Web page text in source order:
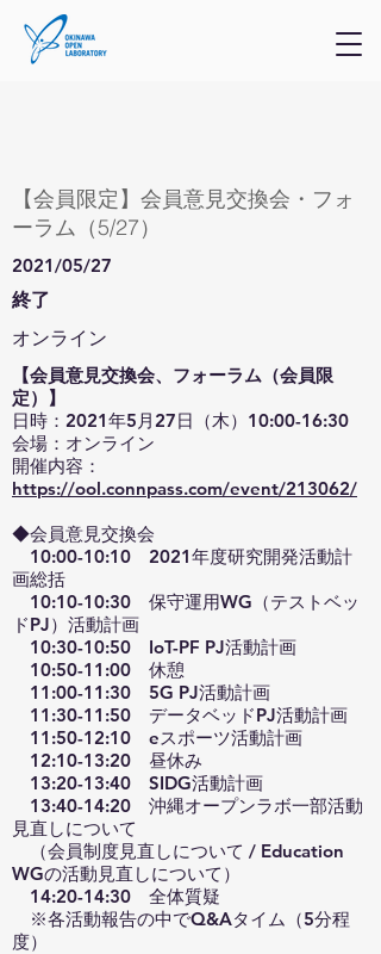
【会員限定】会員意見交換会・フォ
ーラム（5/27）
2021/05/27
終了
オンライン
【会員意見交換会、フォーラム（会員限
定）】
日時：2021年5月27日（木）10:00-16:30
会場：オンライン
開催内容：
https://ool.connpass.com/event/213062/
◆会員意見交換会
10:00-10:10 2021年度研究開発活動計
画総括
10:10-10:30 保守運用WG（テストベッ
ドPJ）活動計画
10:30-10:50 IoT-PF PJ活動計画
10:50-11:00 休憩
11:00-11:30 5G PJ活動計画
11:30-11:50 データベッドPJ活動計画
11:50-12:10 eスポーツ活動計画
12:10-13:20 昼休み
13:20-13:40 SIDG活動計画
13:40-14:20 沖縄オープンラボ一部活動
見直しについて
（会員制度見直しについて / Education
WGの活動見直しについて）
14:20-14:30 全体質疑
※各活動報告の中でQ&Aタイム（5分程
度）